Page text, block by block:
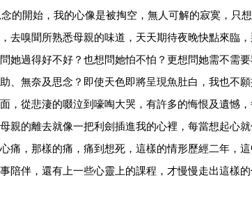
開始，我的心像是被掏空，無人可解的寂寞，只
去嗅聞所熟悉母親的味道，天天期待夜晚快點來臨
她過得好不好？也想問她怕不怕？更想問她需不需要
、無奈及思念？即使天色即將呈現魚肚白，我也不
，從悲淒的啜泣到嚎啕大哭，有許多的悔恨及遺憾
親的離去就像一把利劍插進我的心裡，每當想起心
痛，那樣的痛，痛到想死，這樣的情形歷經二年，
陪伴，還有上一些心靈上的課程，才慢慢走出這樣的